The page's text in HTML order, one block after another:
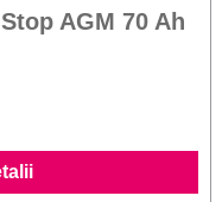
AGM 70 Ah